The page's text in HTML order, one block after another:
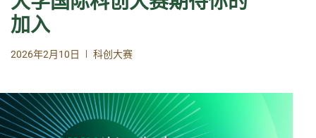
加入
2026年2月10日 | 科创大赛